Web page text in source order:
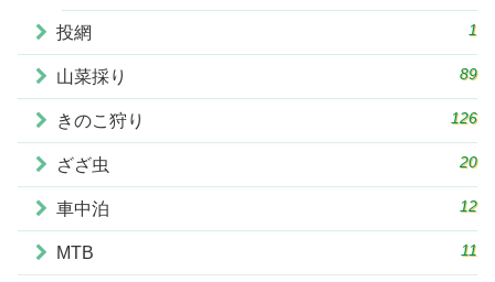
投網 1
山菜採り 89
きのこ狩り 126
ざざ虫 20
車中泊 12
MTB 11